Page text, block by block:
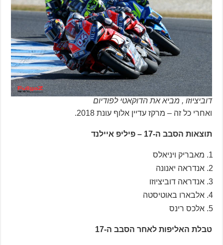
דוביציוזו , מביא את הדוקאטי לפודיום
ואחרי כל זה – מרקז עדיין אלוף עונת 2018.
תוצאות הסבב ה-17 – פיליפ איילנד
מאבריק ויניאלס
אנדראה יאנונה
אנדראה דוביציוזו
אלבארו באוטיסטה
אלכס רינס
טבלת האליפות לאחר הסבב ה-17